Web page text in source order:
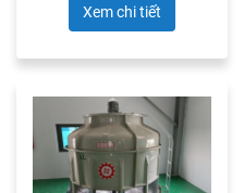
Xem chi tiết